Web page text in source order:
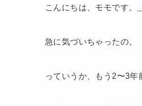
こんにちは、モモです。
急に気づいちゃったの。
っていうか、もう2〜3年